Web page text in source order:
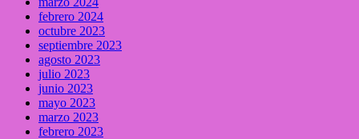
febrero 2024
octubre 2023
septiembre 2023
agosto 2023
julio 2023
junio 2023
mayo 2023
marzo 2023
febrero 2023